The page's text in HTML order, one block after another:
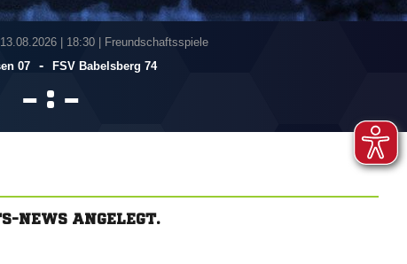
| 18:30 | Freundschaftsspiele
07
- FSV Babelsberg 74
 : 
NEWS ANGELEGT.